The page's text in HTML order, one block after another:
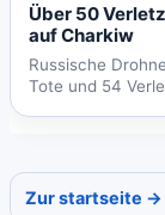
Über 50
auf Charkiw
Russische
Tote und 54
Zur startseite →